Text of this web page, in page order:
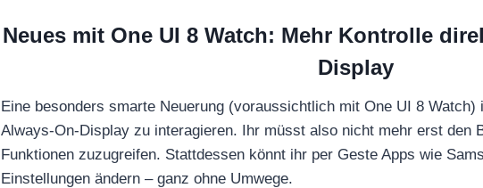
Neues mit One UI 8 Watch: Mehr Kontrolle
Display
Eine besonders smarte Neuerung (voraussichtlich mit One UI 8
Always-On-Display zu interagieren. Ihr müsst also nicht mehr erst den
Funktionen zuzugreifen. Stattdessen könnt ihr per Geste Apps wie
Einstellungen ändern – ganz ohne Umwege.